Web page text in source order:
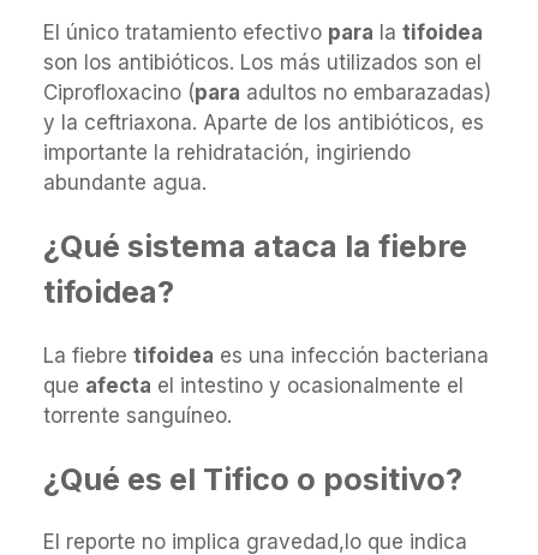
El único tratamiento efectivo para la tifoidea
son los antibióticos. Los más utilizados son el
Ciprofloxacino (para adultos no embarazadas)
y la ceftriaxona. Aparte de los antibióticos, es
importante la rehidratación, ingiriendo
abundante agua.
¿Qué sistema ataca la fiebre
tifoidea?
La fiebre tifoidea es una infección bacteriana
que afecta el intestino y ocasionalmente el
torrente sanguíneo.
¿Qué es el Tifico o positivo?
El reporte no implica gravedad,lo que indica